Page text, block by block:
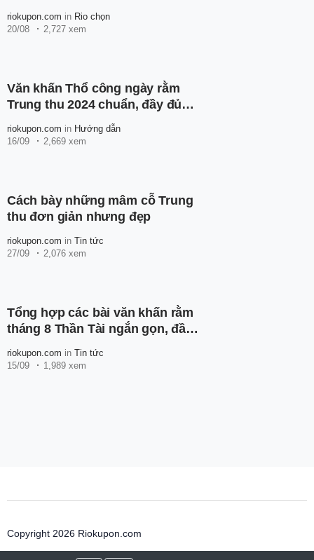
riokupon.com in Rio chọn
20/08
2,727 xem
Văn khấn Thổ công ngày rằm
Trung thu 2024 chuẩn, đầy đủ
riokupon.com in Hướng dẫn
16/09
2,669 xem
Cách bày những mâm cỗ Trung
thu đơn giản nhưng đẹp
riokupon.com in Tin tức
27/09
2,076 xem
Tổng hợp các bài văn khấn rằm
tháng 8 Thần Tài ngắn gọn, đầy
riokupon.com in Tin tức
15/09
1,989 xem
Copyright 2026 Riokupon.com